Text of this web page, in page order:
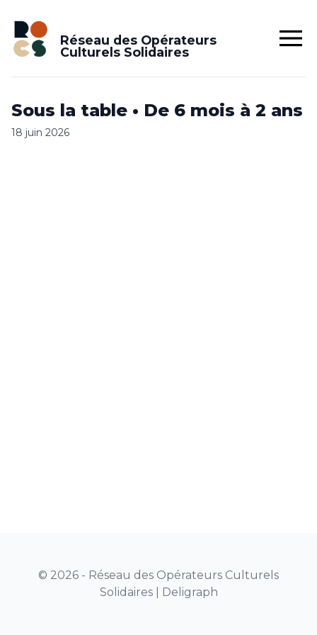
Réseau des Opérateurs
Culturels Solidaires
Sous la table • De 6 mois à 2 ans
18 juin 2026
© 2026 - Réseau des Opérateurs Culturels
Solidaires | Deligraph